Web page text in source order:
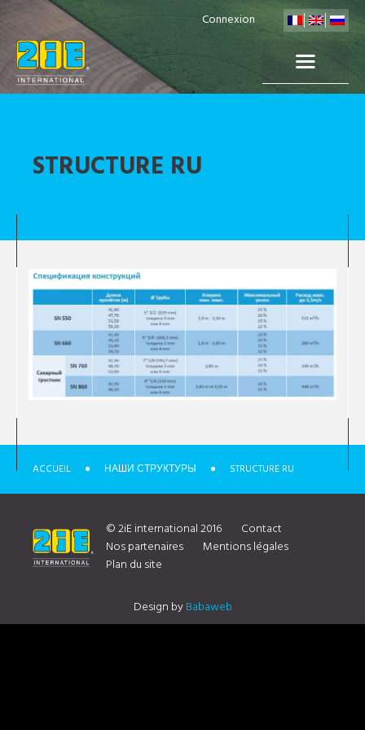
Connexion
STRUCTURE RU
ACCUEIL НАШИ СТРУКТУРЫ STRUCTURE RU
© 2iE international 2016
Contact
Nos partenaires
Mentions légales
Plan du site
Design byBabaweb